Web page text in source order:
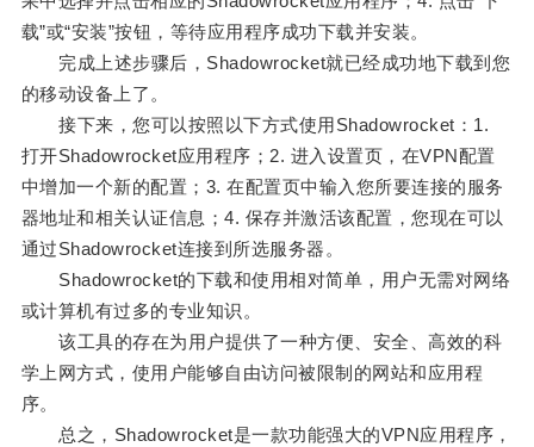
载”或“安装”按钮，等待应用程序成功下载并安装。
完成上述步骤后，Shadowrocket就已经成功地下载到您
的移动设备上了。
接下来，您可以按照以下方式使用Shadowrocket：1.
打开Shadowrocket应用程序；2. 进入设置页，在VPN配置
中增加一个新的配置；3. 在配置页中输入您所要连接的服务
器地址和相关认证信息；4. 保存并激活该配置，您现在可以
通过Shadowrocket连接到所选服务器。
Shadowrocket的下载和使用相对简单，用户无需对网络
或计算机有过多的专业知识。
该工具的存在为用户提供了一种方便、安全、高效的科
学上网方式，使用户能够自由访问被限制的网站和应用程
序。
总之，Shadowrocket是一款功能强大的VPN应用程序，